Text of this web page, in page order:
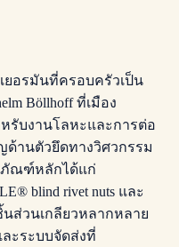
ยอรมันที่ครอบครัวเป็น
Böllhoff ที่เมือง
หรับงานโลหะและการต่อ
านตัวยึดทางวิศวกรรม
ภัณฑ์หลักได้แก่
blind rivet nuts และ
ส่วนเกลียวหลากหลาย
ะระบบจัดส่งที่